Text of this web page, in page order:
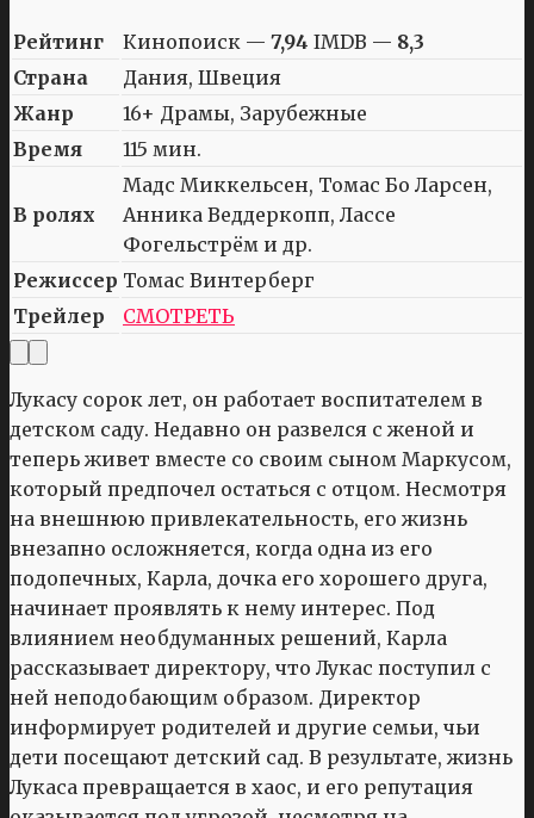
Рейтинг Кинопоиск — 7,94 IMDB — 8,3
Страна
Дания, Швеция
Жанр
16+ Драмы, Зарубежные
Время
115 мин.
В ролях
Мадс Миккельсен, Томас Бо Ларсен,
Анника Веддеркопп, Лассе
Фогельстрём и др.
Режиссер Томас Винтерберг
Трейлер
СМОТРЕТЬ
Лукасу сорок лет, он работает воспитателем в
детском саду. Недавно он развелся с женой и
теперь живет вместе со своим сыном Маркусом,
который предпочел остаться с отцом. Несмотря
на внешнюю привлекательность, его жизнь
внезапно осложняется, когда одна из его
подопечных, Карла, дочка его хорошего друга,
начинает проявлять к нему интерес. Под
влиянием необдуманных решений, Карла
рассказывает директору, что Лукас поступил с
ней неподобающим образом. Директор
информирует родителей и другие семьи, чьи
дети посещают детский сад. В результате, жизнь
Лукаса превращается в хаос, и его репутация